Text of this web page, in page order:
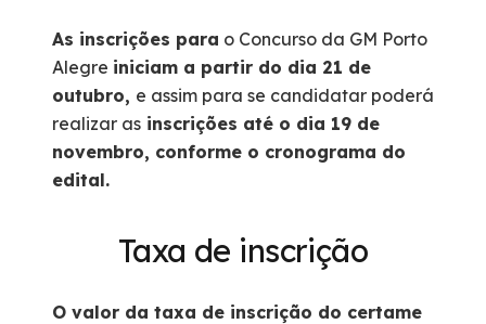
As inscrições para o Concurso da GM Porto
Alegre iniciam a partir do dia 21 de
outubro, e assim para se candidatar poderá
realizar as inscrições até o dia 19 de
novembro, conforme o cronograma do
edital.
Taxa de inscrição
O valor da taxa de inscrição do certame